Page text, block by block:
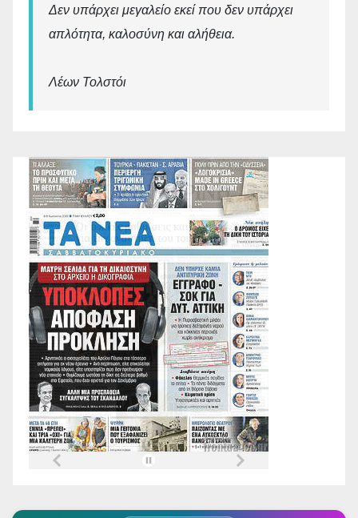
Δεν υπάρχει μεγαλείο εκεί που δεν υπάρχει
απλότητα, καλοσύνη και αλήθεια.
Λέων Τολστόι